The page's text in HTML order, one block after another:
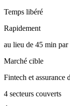
Temps libéré
Rapidement
au lieu de 45 min
Marché cible
Fintech et assurance
4 secteurs couverts